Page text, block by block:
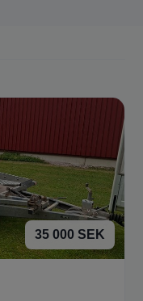
35 000 SEK